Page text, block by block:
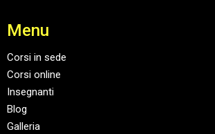
Menu
Corsi in sede
Corsi online
Insegnanti
Blog
Galleria